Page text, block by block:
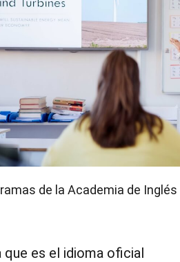
de la Academia de Inglés
que es el idioma oficial